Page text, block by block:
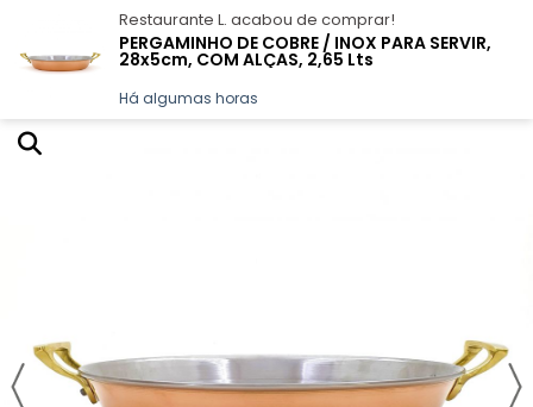
GALERIA DE FOTOS LIMPEZA E DICAS
Restaurante L. acabou de comprar!
PERGAMINHO DE COBRE / INOX PARA SERVIR,
28x5cm, COM ALÇAS, 2,65 Lts
Há algumas horas